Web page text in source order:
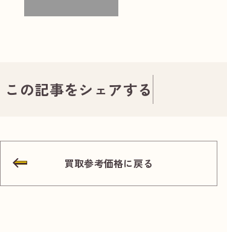
この記事をシェアする
買取参考価格に戻る